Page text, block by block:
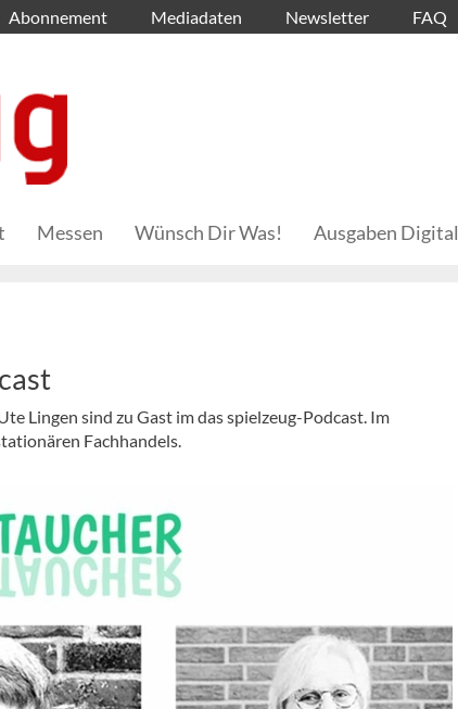
Abonnement Mediadaten Newsletter FAQ
Messen Wünsch Dir Was! Ausgaben Digital
Lingen sind zu Gast im das spielzeug-Podcast. Im
Fachhandels.